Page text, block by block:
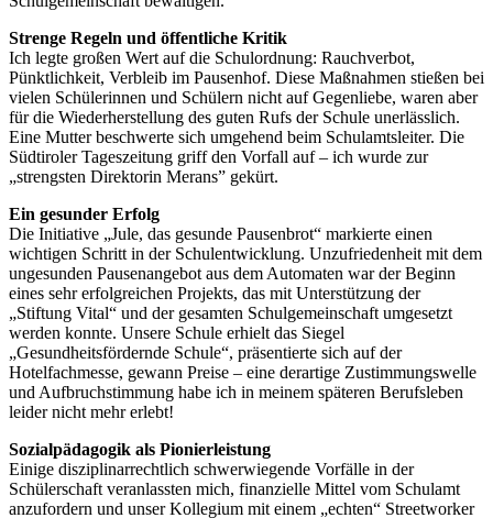
Strenge Regeln und öffentliche Kritik
Ich legte großen Wert auf die Schulordnung: Rauchverbot,
Pünktlichkeit, Verbleib im Pausenhof. Diese Maßnahmen stießen bei
vielen Schülerinnen und Schülern nicht auf Gegenliebe, waren aber
für die Wiederherstellung des guten Rufs der Schule unerlässlich.
Eine Mutter beschwerte sich umgehend beim Schulamtsleiter. Die
Südtiroler Tageszeitung griff den Vorfall auf – ich wurde zur
„strengsten Direktorin Merans” gekürt.
Ein gesunder Erfolg
Die Initiative „Jule, das gesunde Pausenbrot“ markierte einen
wichtigen Schritt in der Schulentwicklung. Unzufriedenheit mit dem
ungesunden Pausenangebot aus dem Automaten war der Beginn
eines sehr erfolgreichen Projekts, das mit Unterstützung der
„Stiftung Vital“ und der gesamten Schulgemeinschaft umgesetzt
werden konnte. Unsere Schule erhielt das Siegel
„Gesundheitsfördernde Schule“, präsentierte sich auf der
Hotelfachmesse, gewann Preise – eine derartige Zustimmungswelle
und Aufbruchstimmung habe ich in meinem späteren Berufsleben
leider nicht mehr erlebt!
Sozialpädagogik als Pionierleistung
Einige disziplinarrechtlich schwerwiegende Vorfälle in der
Schülerschaft veranlassten mich, finanzielle Mittel vom Schulamt
anzufordern und unser Kollegium mit einem „echten“ Streetworker